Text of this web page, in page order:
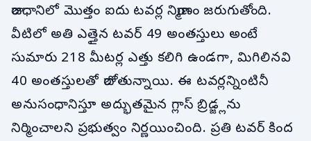
రాజధానిలో మొత్తం ఐదు టవర్ల నిర్మాణం జరుగుతోంది.
వీటిలో అతి ఎత్తైన టవర్ 49 అంతస్తులు అంటే
సుమారు 218 మీటర్ల ఎత్తు కలిగి ఉండగా, మిగిలినవి
40 అంతస్తులతో రాబోతున్నాయి. ఈ టవర్లన్నింటినీ
అనుసంధానిస్తూ అద్భుతమైన గ్లాస్ బ్రిడ్జ్లను
నిర్మించాలని ప్రభుత్వం నిర్ణయించింది. ప్రతి టవర్ కింద